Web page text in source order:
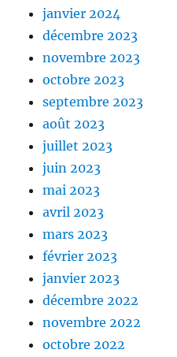
janvier 2024
décembre 2023
novembre 2023
octobre 2023
septembre 2023
août 2023
juillet 2023
juin 2023
mai 2023
avril 2023
mars 2023
février 2023
janvier 2023
décembre 2022
novembre 2022
octobre 2022